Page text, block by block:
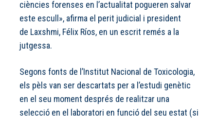
ciències forenses en l’actualitat pogueren salvar
este escull», afirma el perit judicial i president
de Laxshmi, Félix Ríos, en un escrit remés a la
jutgessa.
Segons fonts de l’Institut Nacional de Toxicologia,
els pèls van ser descartats per a l’estudi genètic
en el seu moment després de realitzar una
selecció en el laboratori en funció del seu estat (si